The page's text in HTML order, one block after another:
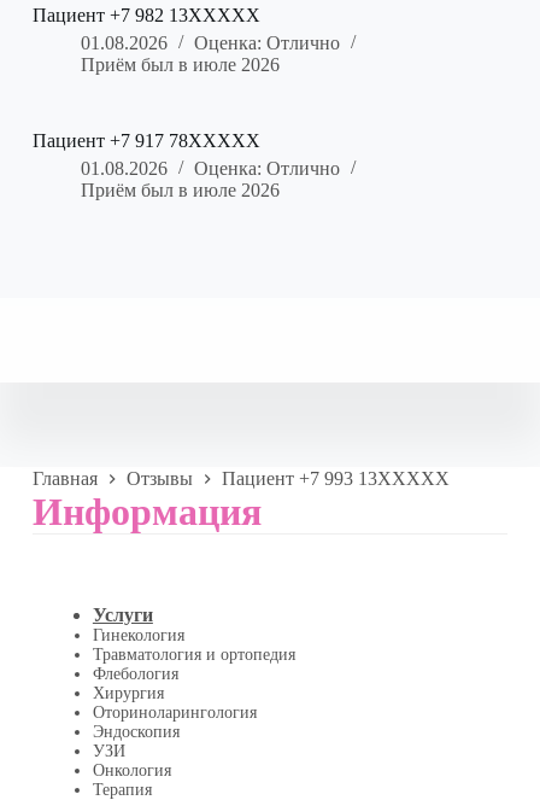
Пациент +7 982 13XXXXX
01.08.2026
Оценка: Отлично
Приём был в июле 2026
Пациент +7 917 78XXXXX
01.08.2026
Оценка: Отлично
Приём был в июле 2026
Главная Отзывы Пациент +7 993 13XXXXX
Информация
Услуги
Гинекология
Травматология и ортопедия
Флебология
Хирургия
Оториноларингология
Эндоскопия
УЗИ
Онкология
Терапия